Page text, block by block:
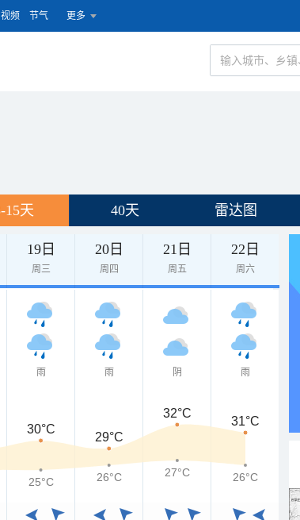
视频 节气 更多
15天 40天 雷达图
19日
周三
20日
周四
21日
周五
22日
周六
雨 雨 阴 雨
30°C
29°C
32°C
31°C
25°C 26°C 27°C 26°C